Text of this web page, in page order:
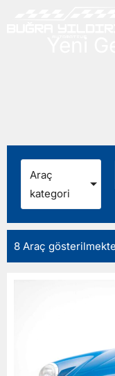
Araç
kategori
8 Araç gösterilmekte